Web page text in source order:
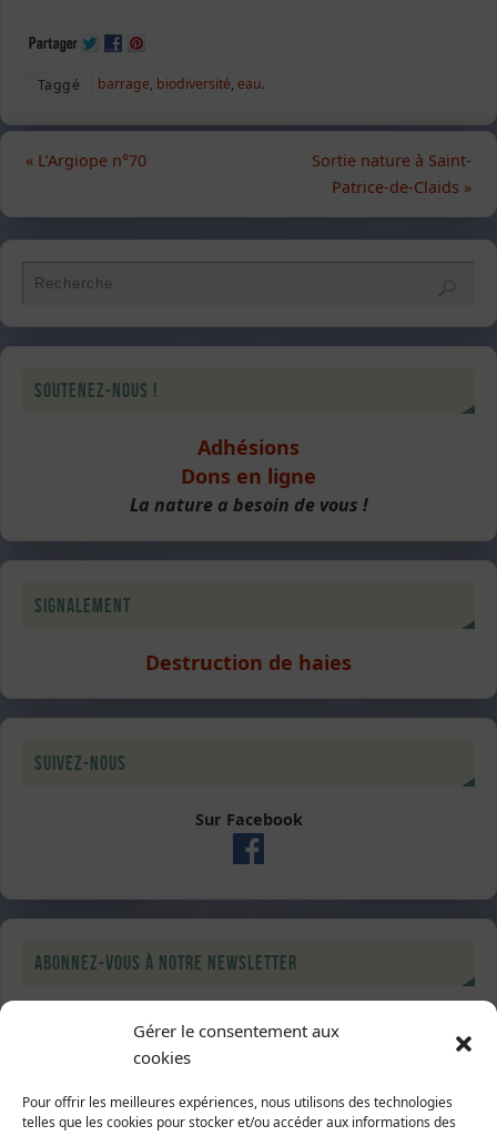
Gérer le consentement aux
cookies
Pour offrir les meilleures expériences, nous utilisons des technologies
telles que les cookies pour stocker et/ou accéder aux informations des
Taggé barrage, biodiversité, eau.
«L’Argiope n°70
Sortie nature à Saint-
Patrice-de-Claids »
Soutenez-nous !
Adhésions
Dons en ligne
La nature a besoin de vous !
Signalement
Destruction de haies
Suivez-nous
Sur Facebook
Abonnez-vous à notre newsletter